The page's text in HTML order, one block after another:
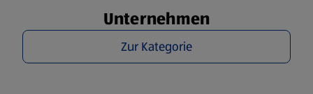
Unternehmen
Zur Kategorie